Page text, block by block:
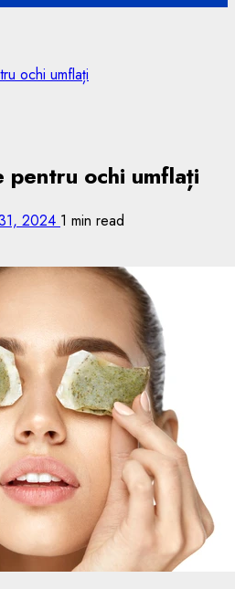
ochi umflați
pentru ochi umflați
2024 1 min read